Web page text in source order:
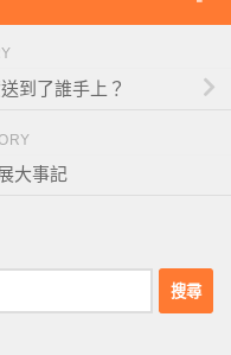
到了誰手上？
大事記